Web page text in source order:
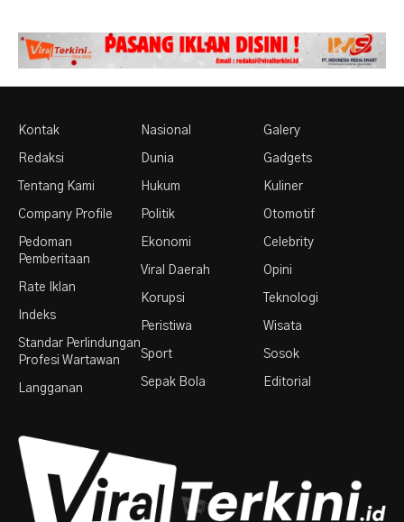
Kontak
Redaksi
Tentang Kami
Company Profile
Pedoman
Pemberitaan
Rate Iklan
Indeks
Standar Perlindungan
Profesi Wartawan
Langganan
Nasional
Dunia
Hukum
Politik
Ekonomi
Viral Daerah
Korupsi
Peristiwa
Sport
Sepak Bola
Galery
Gadgets
Kuliner
Otomotif
Celebrity
Opini
Teknologi
Wisata
Sosok
Editorial